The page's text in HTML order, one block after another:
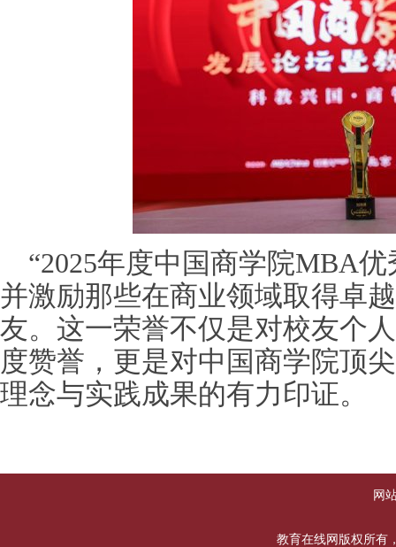
“2025年度中国商学院MBA
并激励那些在商业领域取得卓
友。这一荣誉不仅是对校友个
度赞誉，更是对中国商学院顶
理念与实践成果的有力印证。
网
教育在线网版权所有